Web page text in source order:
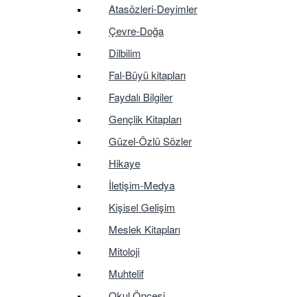
Atasözleri-Deyimler
Çevre-Doğa
Dilbilim
Fal-Büyü kitapları
Faydalı Bilgiler
Gençlik Kitapları
Güzel-Özlü Sözler
Hikaye
İletişim-Medya
Kişisel Gelişim
Meslek Kitapları
Mitoloji
Muhtelif